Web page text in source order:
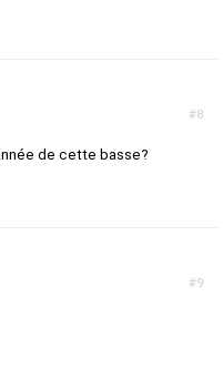
#8
de cette basse?
#9